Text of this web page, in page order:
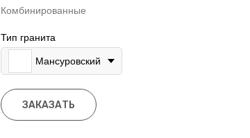
Комбинированные
Тип гранита
Мансуровский
ЗАКАЗАТЬ